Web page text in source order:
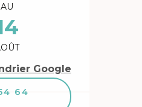
AU
Google
64